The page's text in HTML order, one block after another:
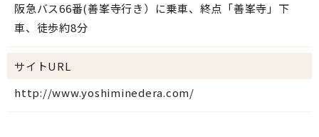
阪急バス66番(善峯寺行き）に乗車、終点「善峯寺」下
車、徒歩約8分
サイトURL
http://www.yoshiminedera.com/